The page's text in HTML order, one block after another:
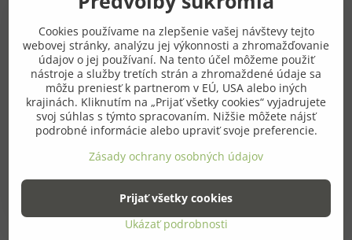
Pridajte sa k nám aj na sieťach
Facebook Instagram
Najnavštevovanejšie kategórie
Ďalšie kategórie
©2026Copyright
Predvoľby súkromiaZásady ochrany osobných údajov
Vytvorené pomocou:BiznisWeb.sk
Cookies používame na zlepšenie vašej návštevy tejto
webovej stránky, analýzu jej výkonnosti a zhromažďovanie
údajov o jej používaní. Na tento účel môžeme použiť
nástroje a služby tretích strán a zhromaždené údaje sa
môžu preniesť k partnerom v EÚ, USA alebo iných
krajinách. Kliknutím na „Prijať všetky cookies“ vyjadrujete
svoj súhlas s týmto spracovaním. Nižšie môžete nájsť
podrobné informácie alebo upraviť svoje preferencie.
Zásady ochrany osobných údajov
Ukázať podrobnosti
Prijať všetky cookies